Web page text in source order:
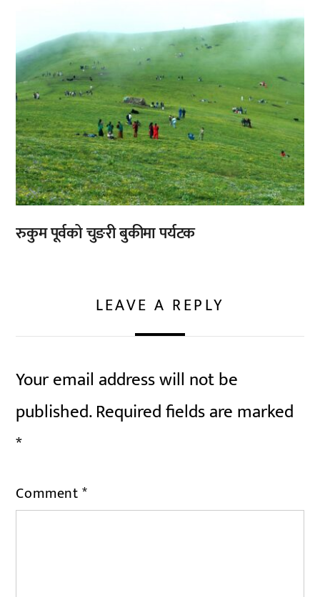
रुकुम पूर्वको चुङरी बुकीमा पर्यटक
LEAVE A REPLY
Your email address will not be
published.Required fields are marked
*
Comment*